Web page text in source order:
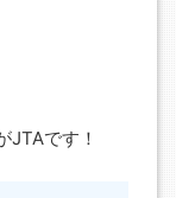
JTAです！